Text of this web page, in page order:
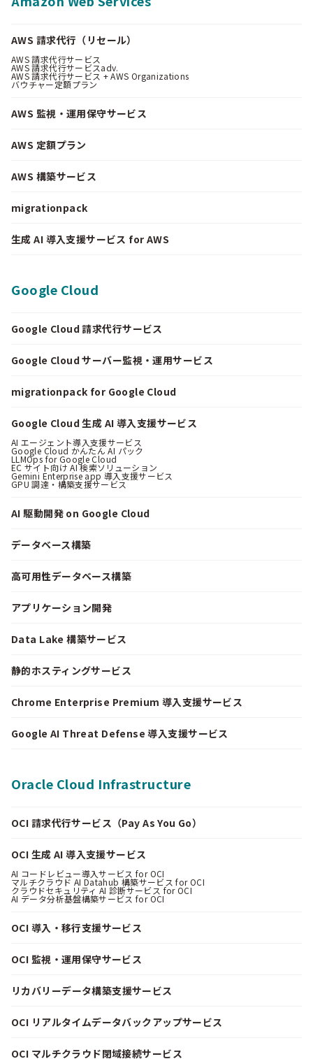
AWS 請求代行（リセール）
AWS 請求代行サービス
AWS 請求代行サービスadv.
AWS 請求代行サービス + AWS Organizations
バウチャー定額プラン
AWS 監視・運用保守サービス
AWS 定額プラン
AWS 構築サービス
migrationpack
生成 AI 導入支援サービス for AWS
Google Cloud
Google Cloud 請求代行サービス
Google Cloud サーバー監視・運用サービス
migrationpack for Google Cloud
Google Cloud 生成 AI 導入支援サービス
AI エージェント導入支援サービス
Google Cloud かんたん AI パック
LLMOps for Google Cloud
EC サイト向け AI 検索ソリューション
Gemini Enterprise app 導入支援サービス
GPU 調達・構築支援サービス
AI 駆動開発 on Google Cloud
データベース構築
高可用性データベース構築
アプリケーション開発
Data Lake 構築サービス
静的ホスティングサービス
Chrome Enterprise Premium 導入支援サービス
Google AI Threat Defense 導入支援サービス
Oracle Cloud Infrastructure
OCI 請求代行サービス（Pay As You Go）
OCI 生成 AI 導入支援サービス
AI コードレビュー導入サービス for OCI
マルチクラウド AI Datahub 構築サービス for OCI
クラウドセキュリティ AI 診断サービス for OCI
AI データ分析基盤構築サービス for OCI
OCI 導入・移行支援サービス
OCI 監視・運用保守サービス
リカバリーデータ構築支援サービス
OCI リアルタイムデータバックアップサービス
OCI マルチクラウド閉域接続サービス